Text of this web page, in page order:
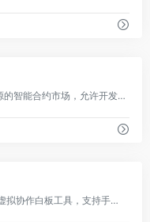
Cookbook.dev 是一个免费开源的智能合约市场，允许开发者上传、查找和一键部署 Solidity 智能合约，支持 AI 助手和 playground 环境，助力 Web3 项目快速启动。
Excalidraw 是一个免费开源的虚拟协作白板工具，支持手绘风格的图表绘制、实时多人协作和端到端加密，适用于快速脑暴、原型设计和文档可视化。